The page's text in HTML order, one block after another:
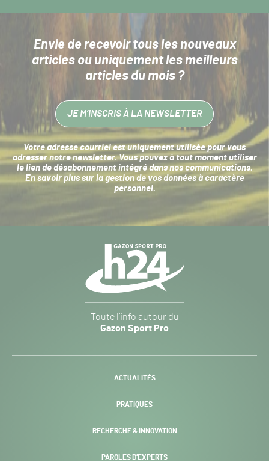
Envie de recevoir tous les nouveaux
articlesou uniquement les meilleurs
articles du mois ?
JE M’INSCRIS À LA NEWSLETTER
Votre adresse courriel est uniquement utilisée pour vous
adresser notre newsletter. Vous pouvez à tout moment utiliser
le lien de désabonnement intégré dans nos communications.
En savoir plus sur la gestion de vos données à caractère
personnel.
Sport
Pro
-
Toute l’info autour du
Gazon Sport Pro
ACTUALITÉS
PRATIQUES
RECHERCHE & INNOVATION
PAROLES D’EXPERTS